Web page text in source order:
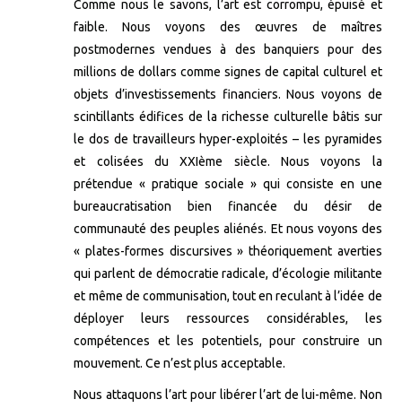
Comme nous le savons, l’art est corrompu, épuisé et
faible. Nous voyons des œuvres de maîtres
postmodernes vendues à des banquiers pour des
millions de dollars comme signes de capital culturel et
objets d’investissements financiers. Nous voyons de
scintillants édifices de la richesse culturelle bâtis sur
le dos de travailleurs hyper-exploités – les pyramides
et colisées du XXIème siècle. Nous voyons la
prétendue « pratique sociale » qui consiste en une
bureaucratisation bien financée du désir de
communauté des peuples aliénés. Et nous voyons des
« plates-formes discursives » théoriquement averties
qui parlent de démocratie radicale, d’écologie militante
et même de communisation, tout en reculant à l’idée de
déployer leurs ressources considérables, les
compétences et les potentiels, pour construire un
mouvement. Ce n’est plus acceptable.
Nous attaquons l’art pour libérer l’art de lui-même. Non